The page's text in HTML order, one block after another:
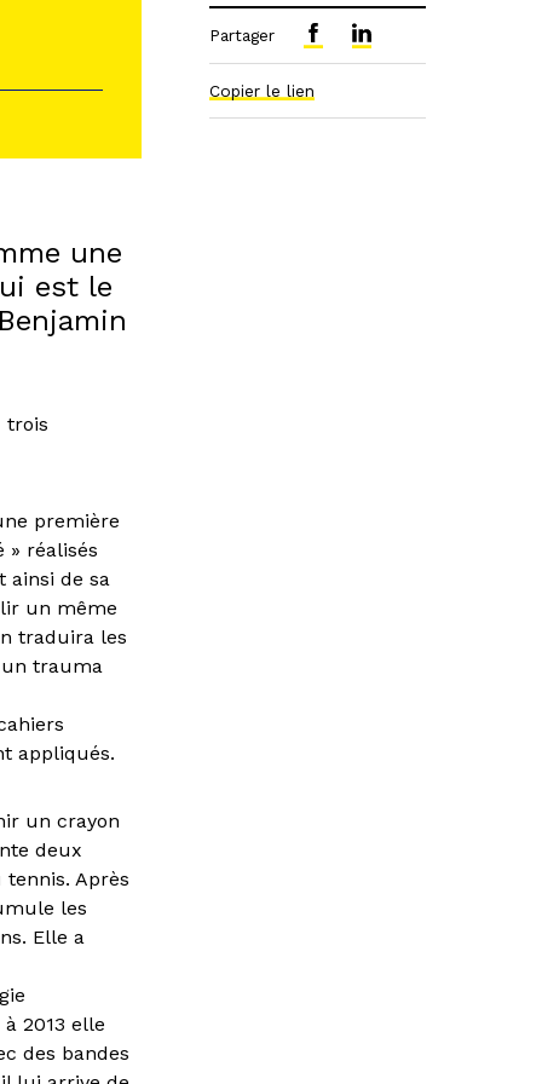
une
est le
trois
première
» réalisés
ainsi de sa
un même
traduira les
trauma
appliqués.
un crayon
deux
Après
les
Elle a
2013 elle
des bandes
Partager
Copier le lien